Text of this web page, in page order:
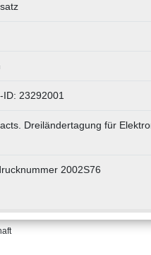
ID: 23292001
Dreiländertagung für
2002S76